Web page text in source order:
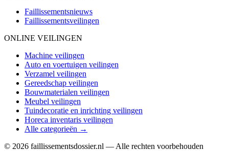
Faillissementsnieuws
Faillissementsveilingen
ONLINE VEILINGEN
Machine veilingen
Auto en voertuigen veilingen
Verzamel veilingen
Gereedschap veilingen
Bouwmaterialen veilingen
Meubel veilingen
Tuindecoratie en inrichting veilingen
Horeca inventaris veilingen
Alle categorieën →
© 2026 faillissementsdossier.nl — Alle rechten voorbehouden